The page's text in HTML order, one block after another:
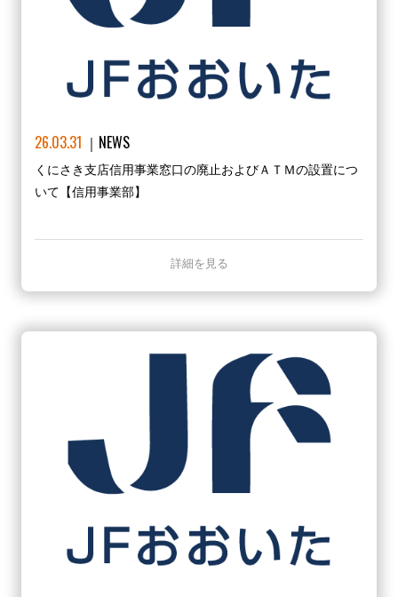
26.03.31 NEWS
くにさき支店信用事業窓口の廃止およびＡＴＭの設置につ
いて【信用事業部】
詳細を見る